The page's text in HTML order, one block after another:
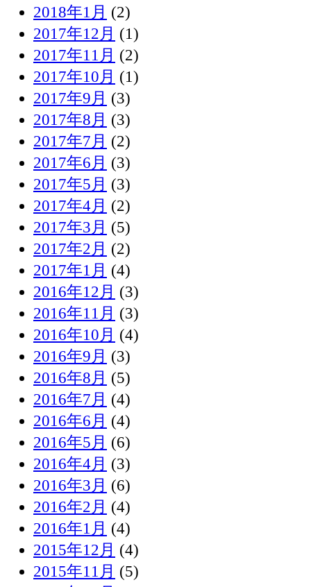
2018年1月 (2)
2017年12月 (1)
2017年11月 (2)
2017年10月 (1)
2017年9月 (3)
2017年8月 (3)
2017年7月 (2)
2017年6月 (3)
2017年5月 (3)
2017年4月 (2)
2017年3月 (5)
2017年2月 (2)
2017年1月 (4)
2016年12月 (3)
2016年11月 (3)
2016年10月 (4)
2016年9月 (3)
2016年8月 (5)
2016年7月 (4)
2016年6月 (4)
2016年5月 (6)
2016年4月 (3)
2016年3月 (6)
2016年2月 (4)
2016年1月 (4)
2015年12月 (4)
2015年11月 (5)